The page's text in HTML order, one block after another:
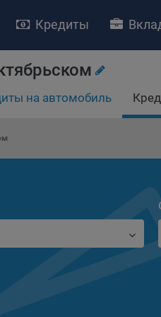
«О политике обработки
подходит к
положения о политике
) является одной из
Кредиты
на автомобиль